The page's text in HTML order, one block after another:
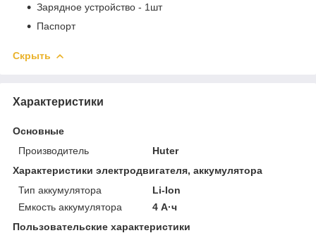
Зарядное устройство - 1шт
Паспорт
Скрыть
Характеристики
Основные
Производитель
Huter
Характеристики электродвигателя, аккумулятора
Тип аккумулятора
Li-Ion
Емкость аккумулятора
4 А·ч
Пользовательские характеристики